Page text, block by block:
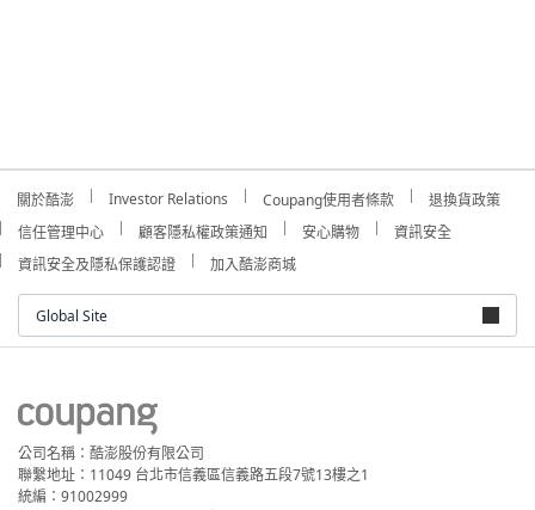
關於酷澎 Investor Relations Coupang使用者條款
退換貨政策
信任管理中心
顧客隱私權政策通知 安心購物
資訊安全
資訊安全及隱私保護認證
加入酷澎商城
Global Site
公司名稱：酷澎股份有限公司
聯繫地址：11049 台北市信義區信義路五段7號13樓之1
統編：91002999